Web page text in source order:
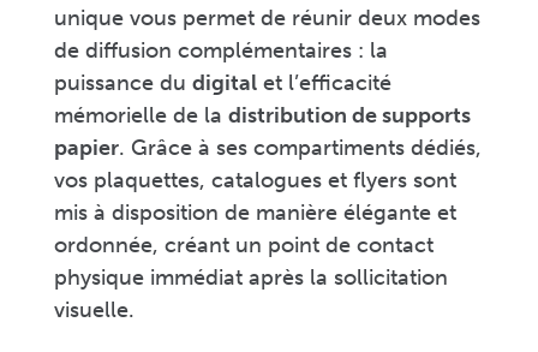
unique vous permet de réunir deux modes
de diffusion complémentaires : la
puissance du digitalet l’efficacité
mémorielle de la distribution de supports
papier. Grâce à ses compartiments dédiés,
vos plaquettes, catalogues et flyers sont
mis à disposition de manière élégante et
ordonnée, créant un point de contact
physique immédiat après la sollicitation
visuelle.